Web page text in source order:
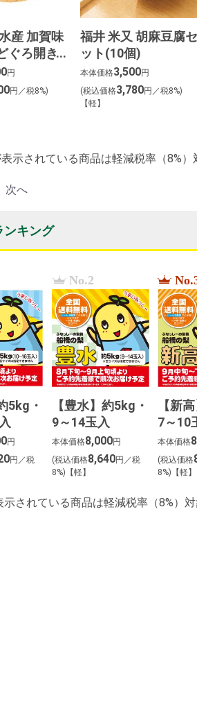
産 加賀味
ぐろ開き
円
円／税8%)
福井 米又 胡麻豆腐セ
ット(10個)
本体価格3,500円
(税込価格3,780円／税8%)
【軽】
表示されている商品は軽減税率（8%）
次へ
ンキング
5kg・
円
円／税
No.2
【豊水】約5kg・
9～14玉入
本体価格8,000円
(税込価格8,640円／税
8%)【軽】
【新
7～10
本体価格
(税込価格
8%)【軽】
示されている商品は軽減税率（8%）